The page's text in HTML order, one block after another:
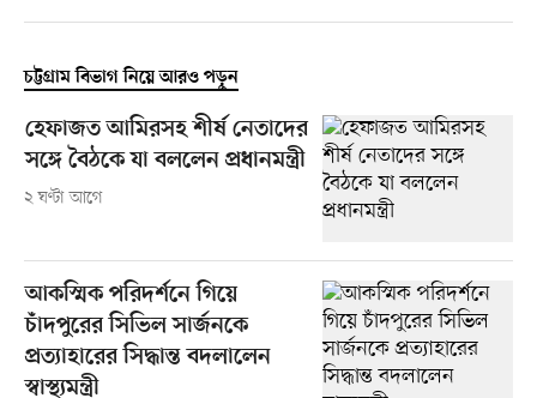
চট্টগ্রাম বিভাগ নিয়ে আরও পড়ুন
হেফাজত আমিরসহ শীর্ষ নেতাদের
সঙ্গে বৈঠকে যা বললেন প্রধানমন্ত্রী
২ ঘণ্টা আগে
আকস্মিক পরিদর্শনে গিয়ে
চাঁদপুরের সিভিল সার্জনকে
প্রত্যাহারের সিদ্ধান্ত বদলালেন
স্বাস্থ্যমন্ত্রী